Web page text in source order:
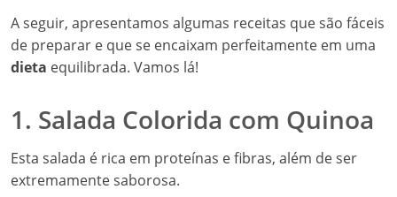
A seguir, apresentamos algumas receitas que são fáceis
de preparar e que se encaixam perfeitamente em uma
dieta equilibrada. Vamos lá!
1. Salada Colorida com Quinoa
Esta salada é rica em proteínas e fibras, além de ser
extremamente saborosa.